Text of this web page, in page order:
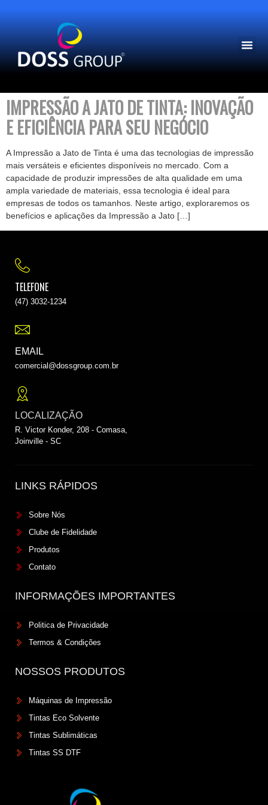
IMPRESSÃO A JATO DE TINTA: INOVAÇÃO
E EFICIÊNCIA PARA SEU NEGÓCIO
A Impressão a Jato de Tinta é uma das tecnologias de impressão
mais versáteis e eficientes disponíveis no mercado. Com a
capacidade de produzir impressões de alta qualidade em uma
ampla variedade de materiais, essa tecnologia é ideal para
empresas de todos os tamanhos. Neste artigo, exploraremos os
benefícios e aplicações da Impressão a Jato […]
TELEFONE
(47) 3032-1234
EMAIL
comercial@dossgroup.com.br
LOCALIZAÇÃO
R. Victor Konder, 208 - Comasa,
Joinville - SC
LINKS RÁPIDOS
Sobre Nós
Clube de Fidelidade
Produtos
Contato
INFORMAÇÕES IMPORTANTES
Politica de Privacidade
Termos & Condições
NOSSOS PRODUTOS
Máquinas de Impressão
Tintas Eco Solvente
Tintas Sublimáticas
Tintas SS DTF